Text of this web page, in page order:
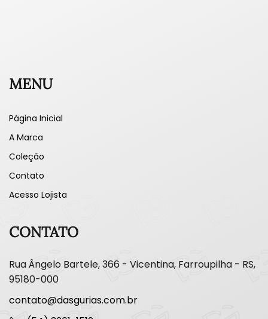
MENU
Página Inicial
A Marca
Coleção
Contato
Acesso Lojista
CONTATO
Rua Ângelo Bartele, 366 - Vicentina, Farroupilha - RS,
95180-000
contato@dasgurias.com.br